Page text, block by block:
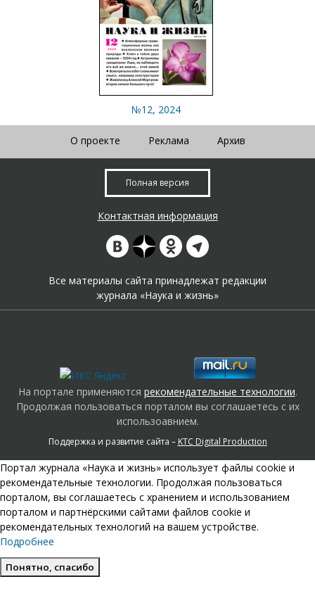
№12, 2024
О проекте Реклама Архив
Полная версия
Контактная информация
Все материалы сайта принадлежат редакции
журнала «Наука и жизнь»
На портале применяются рекомендательные технологии.
Продолжая пользоваться порталом вы соглашаетесь с их
использоавнием.
Поддержка и развитие сайта – KTC Digital Production
Портал журнала «Наука и жизнь» использует файлы cookie и
рекомендательные технологии. Продолжая пользоваться
порталом, вы соглашаетесь с хранением и использованием
порталом и партнёрскими сайтами файлов cookie и
рекомендательных технологий на вашем устройстве.
Подробнее
Понятно, спасибо